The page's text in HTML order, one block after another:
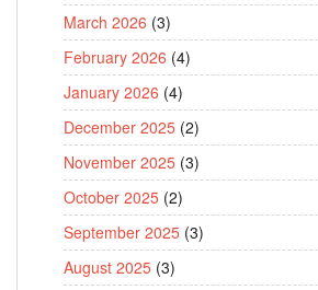
March 2026 (3)
February 2026 (4)
January 2026 (4)
December 2025 (2)
November 2025 (3)
October 2025 (2)
September 2025 (3)
August 2025 (3)